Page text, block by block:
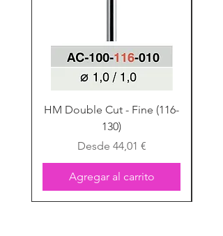
• leichtes Bearbeiten
• risikoloses Pressen oder Giessen
HM Double Cut - Fine (116-
130)
Desde 44,01 €
Precio de oferta
Agregar al carrito